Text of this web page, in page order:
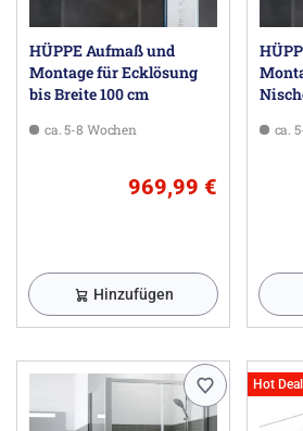
HÜPPE Aufmaß und
Montage für Ecklösung
bis Breite 100 cm
ca. 5-8 Wochen
969,99 €
Hinzufügen
ca.
Hot